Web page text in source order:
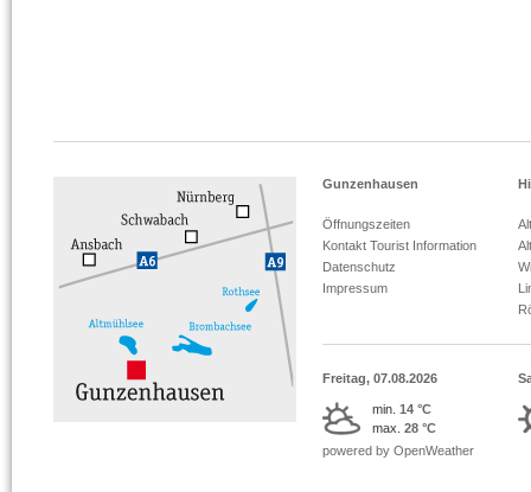
Gunzenhausen
Öffnungszeiten
Kontakt Tourist Information
Datenschutz
Impressum
Freitag, 07.08.2026
min. 14 °C
max. 28 °C
powered by OpenWeather